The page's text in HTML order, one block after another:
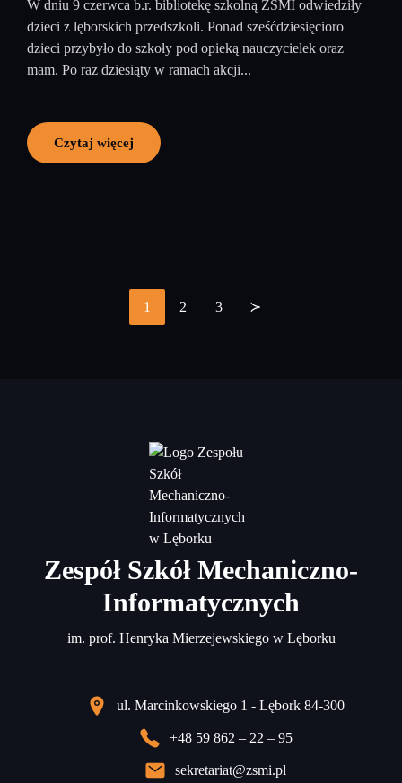
W dniu 9 czerwca b.r. bibliotekę szkolną ZSMI odwiedziły
dzieci z lęborskich przedszkoli. Ponad sześćdziesięcioro
dzieci przybyło do szkoły pod opieką nauczycielek oraz
mam. Po raz dziesiąty w ramach akcji...
Czytaj więcej
Stronicowanie
1 2 3 ≻
Zespół Szkół Mechaniczno-
Informatycznych
im. prof. Henryka Mierzejewskiego w Lęborku
ul. Marcinkowskiego 1 - Lębork 84-300
+48 59 862 – 22 – 95
sekretariat@zsmi.pl